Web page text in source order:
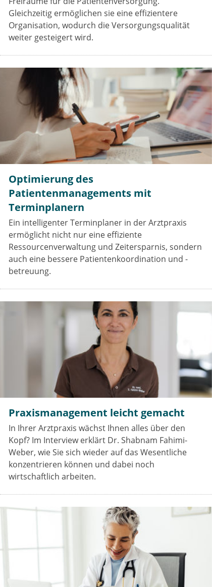
Gleichzeitig ermöglichen sie eine effizientere
Organisation, wodurch die Versorgungsqualität
weiter gesteigert wird.
Optimierung des
Patientenmanagements mit
Terminplanern
Ein intelligenter Terminplaner in der Arztpraxis
ermöglicht nicht nur eine effiziente
Ressourcenverwaltung und Zeitersparnis, sondern
auch eine bessere Patientenkoordination und -
betreuung.
Praxismanagement leicht gemacht
In Ihrer Arztpraxis wächst Ihnen alles über den
Kopf? Im Interview erklärt Dr. Shabnam Fahimi-
Weber, wie Sie sich wieder auf das Wesentliche
konzentrieren können und dabei noch
wirtschaftlich arbeiten.